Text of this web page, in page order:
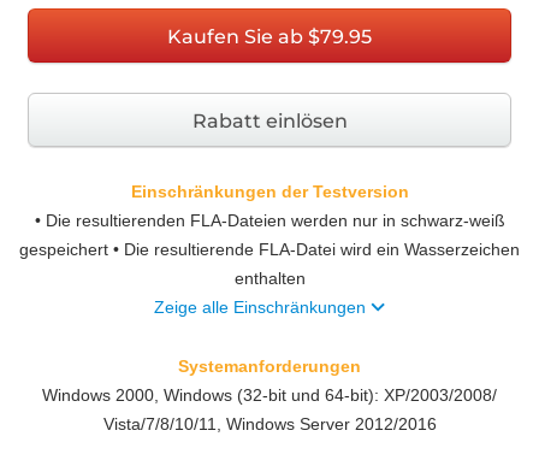
Kaufen Sie ab $79.95
Rabatt einlösen
Einschränkungen der Testversion
• Die resultierenden FLA-Dateien werden nur in schwarz-weiß
gespeichert • Die resultierende FLA-Datei wird ein Wasserzeichen
enthalten
Zeige alle Einschränkungen
Systemanforderungen
Windows 2000, Windows (32-bit und 64-bit): XP/2003/2008/
Vista/7/8/10/11, Windows Server 2012/2016